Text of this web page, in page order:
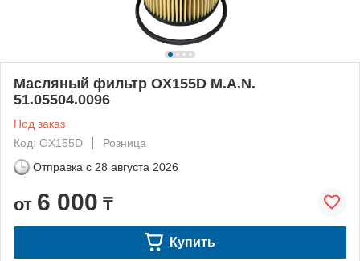
Масляный фильтр OX155D M.A.N.
51.05504.0096
Под заказ
Код: OX155D
Розница
Отправка с 28 августа 2026
от 6 000 ₸
Купить